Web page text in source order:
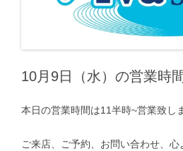
10月9日（水）の営業時
本日の営業時間は11半時~営業致し
ご来店、ご予約、お問い合わせ、心